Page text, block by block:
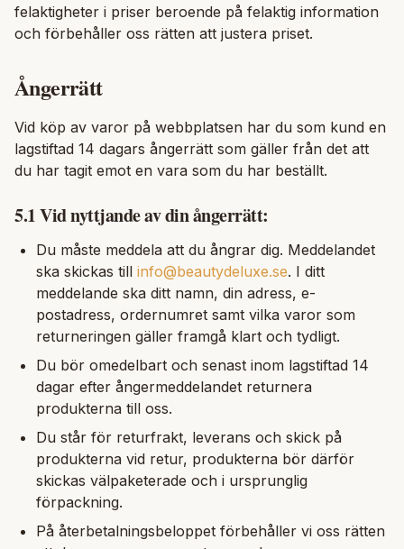
felaktigheter i priser beroende på felaktig information
och förbehåller oss rätten att justera priset.
Ångerrätt
Vid köp av varor på webbplatsen har du som kund en
lagstiftad 14 dagars ångerrätt som gäller från det att
du har tagit emot en vara som du har beställt.
5.1 Vid nyttjande av din ångerrätt:
Du måste meddela att du ångrar dig. Meddelandet
ska skickas till info@beautydeluxe.se. I ditt
meddelande ska ditt namn, din adress, e-
postadress, ordernumret samt vilka varor som
returneringen gäller framgå klart och tydligt.
Du bör omedelbart och senast inom lagstiftad 14
dagar efter ångermeddelandet returnera
produkterna till oss.
Du står för returfrakt, leverans och skick på
produkterna vid retur, produkterna bör därför
skickas välpaketerade och i ursprunglig
förpackning.
På återbetalningsbeloppet förbehåller vi oss rätten